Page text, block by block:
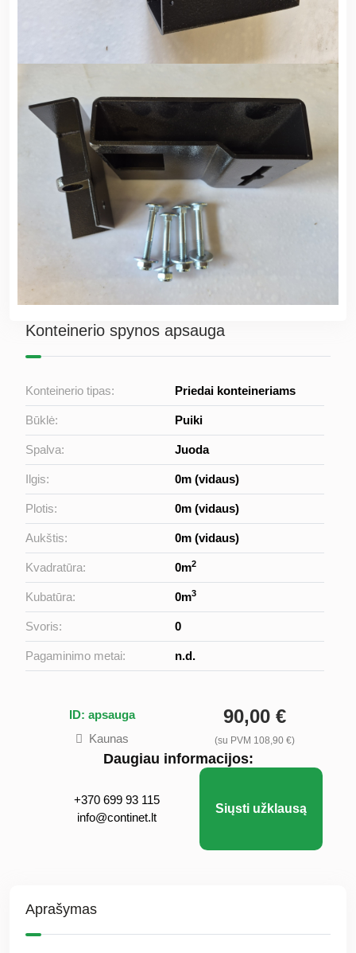
Konteinerio spynos apsauga
Konteinerio tipas: Priedai konteineriams
Būklė: Puiki
Spalva: Juoda
Ilgis: 0m (vidaus)
Plotis: 0m (vidaus)
Aukštis: 0m (vidaus)
Kvadratūra: 0m2
Kubatūra: 0m3
Svoris: 0
Pagaminimo metai: n.d.
ID: apsauga
Kaunas
90,00 €
(su PVM 108,90 €)
Daugiau informacijos:
+370 699 93 115
info@continet.lt
Siųsti užklausą
Aprašymas